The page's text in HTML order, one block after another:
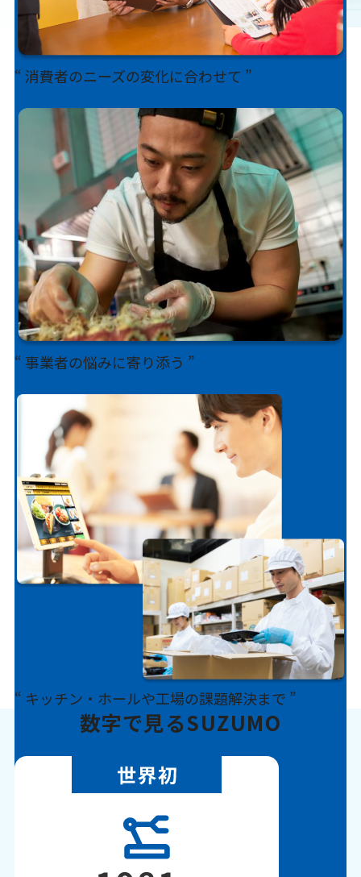
“ 消費者のニーズの変化に合わせて ”
“ 事業者の悩みに寄り添う ”
“ キッチン・ホールや工場の課題解決まで ”
数字で見るSUZUMO